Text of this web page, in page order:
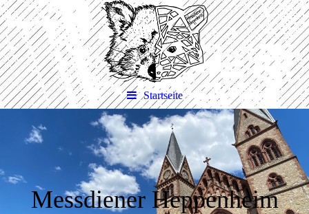
Startseite
Messdiener Heppenheim